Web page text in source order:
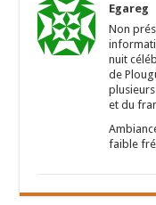
Egareg
Non
nuit
de
et du
faible